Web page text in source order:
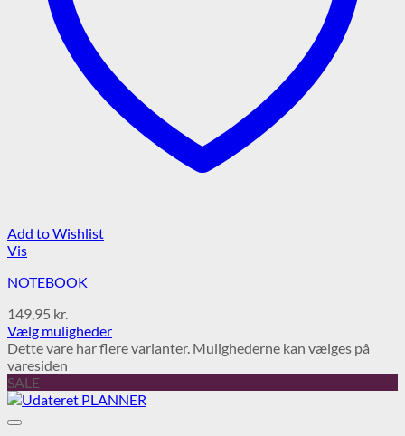
Add to Wishlist
Vis
NOTEBOOK
149,95 kr.
Vælg muligheder
Dette vare har flere varianter. Mulighederne kan vælges på
varesiden
SALE